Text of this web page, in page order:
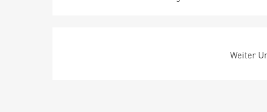
Weiter